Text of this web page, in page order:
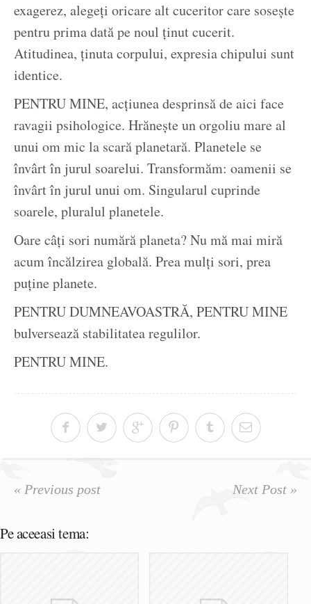
exagerez, alegeți oricare alt cuceritor care sosește
pentru prima dată pe noul ținut cucerit.
Atitudinea, ținuta corpului, expresia chipului sunt
identice.
PENTRU MINE, acțiunea desprinsă de aici face
ravagii psihologice. Hrănește un orgoliu mare al
unui om mic la scară planetară. Planetele se
învârt în jurul soarelui. Transformăm: oamenii se
învârt în jurul unui om. Singularul cuprinde
soarele, pluralul planetele.
Oare câți sori numără planeta? Nu mă mai miră
acum încălzirea globală. Prea mulți sori, prea
puține planete.
PENTRU DUMNEAVOASTRĂ, PENTRU MINE
bulversează stabilitatea regulilor.
PENTRU MINE.
« Previous post Next Post »
Pe aceeasi tema: